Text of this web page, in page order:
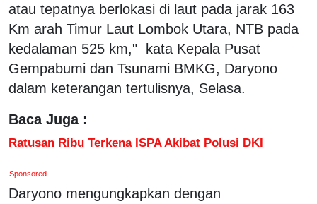
atau tepatnya berlokasi di laut pada jarak 163
Km arah Timur Laut Lombok Utara, NTB pada
kedalaman 525 km," kata Kepala Pusat
Gempabumi dan Tsunami BMKG, Daryono
dalam keterangan tertulisnya, Selasa.
Baca Juga :
Ratusan Ribu Terkena ISPA Akibat Polusi DKI
Sponsored
Daryono mengungkapkan dengan